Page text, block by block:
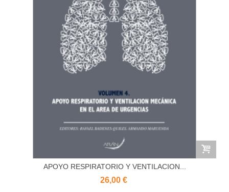
APOYO RESPIRATORIO Y VENTILACION...
26,00 €